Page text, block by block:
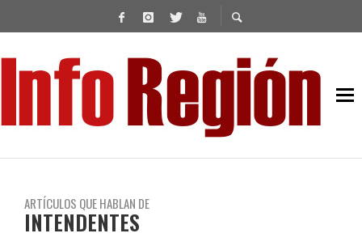
ARTÍCULOS QUE HABLAN DE
INTENDENTES